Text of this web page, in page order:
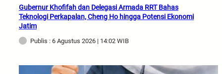
Gubernur Khofifah dan Delegasi Armada RRT Bahas
Teknologi Perkapalan, Cheng Ho hingga Potensi Ekonomi
Jatim
Publis : 6 Agustus 2026 | 14:02 WIB